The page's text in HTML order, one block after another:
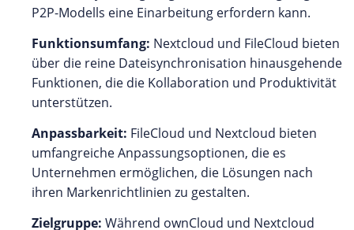
P2P-Modells eine Einarbeitung erfordern kann.
Funktionsumfang: Nextcloud und FileCloud bieten
über die reine Dateisynchronisation hinausgehende
Funktionen, die die Kollaboration und Produktivität
unterstützen.
Anpassbarkeit: FileCloud und Nextcloud bieten
umfangreiche Anpassungsoptionen, die es
Unternehmen ermöglichen, die Lösungen nach
ihren Markenrichtlinien zu gestalten.
Zielgruppe: Während ownCloud und Nextcloud